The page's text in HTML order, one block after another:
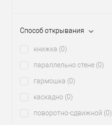
Способ открывания
книжка (0)
параллельно стене (0)
гармошка (0)
каскадно (0)
поворотно-сдвижной (0)